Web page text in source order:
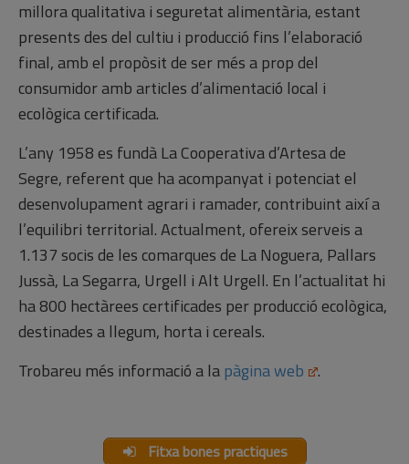
millora qualitativa i seguretat alimentària, estant
presents des del cultiu i producció fins l’elaboració
final, amb el propòsit de ser més a prop del
consumidor amb articles d’alimentació local i
ecològica certificada.
L’any 1958 es fundà La Cooperativa d’Artesa de
Segre, referent que ha acompanyat i potenciat el
desenvolupament agrari i ramader, contribuint així a
l’equilibri territorial. Actualment, ofereix serveis a
1.137 socis de les comarques de La Noguera, Pallars
Jussà, La Segarra, Urgell i Alt Urgell. En l’actualitat hi
ha 800 hectàrees certificades per producció ecològica,
destinades a llegum, horta i cereals.
Trobareu més informació a lapàgina web .
Fitxa bones practiques